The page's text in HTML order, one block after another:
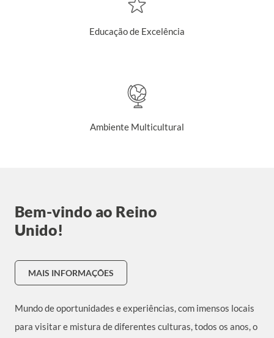
Educação de Excelência
Ambiente Multicultural
Bem-vindo ao Reino
Unido!
MAIS INFORMAÇÕES
Mundo de oportunidades e experiências, com imensos locais
para visitar e mistura de diferentes culturas, todos os anos, o